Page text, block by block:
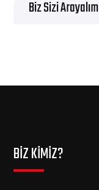
Biz Sizi Arayalım
BİZ KİMİZ?